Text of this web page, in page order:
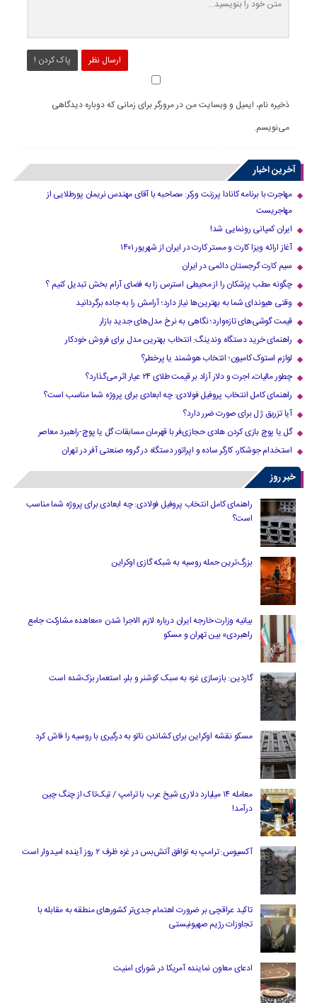
ارسال نظر پاک کردن !
ذخیره نام، ایمیل و وبسایت من در مرورگر برای زمانی که دوباره دیدگاهی
می‌نویسم.
آخرین اخبار
مهاجرت با برنامه کانادا پرزنت ورکر: مصاحبه با آقای مهندس نریمان پورطلایی از
مهاجریست
ایران کمپانی رونمایی شد!
آغاز ارائه ویزا کارت و مستر کارت در ایران از شهریور ۱۴۰۱
سیم کارت گرجستان دائمی در ایران
چگونه مطب پزشکان را از محیطی استرس زا به فضای آرام بخش تبدیل کنیم ؟
وقتی هیوندای شما به بهترین‌ها نیاز دارد؛ آرامش را به جاده برگردانید
قیمت گوشی‌های تازه‌وارد؛ نگاهی به نرخ مدل‌های جدید بازار
راهنمای خرید دستگاه وندینگ: انتخاب بهترین مدل برای فروش خودکار
لوازم استوک کامیون؛ انتخاب هوشمند یا پرخطر؟
چطور مالیات، اجرت و دلار آزاد بر قیمت طلای ۲۴ عیار اثر می‌گذارد؟
راهنمای کامل انتخاب پروفیل فولادی: چه ابعادی برای پروژه شما مناسب است؟
آیا تزریق ژل برای صورت ضرر دارد​؟
گل یا پوچ بازی کردن هادی حجازی‌فر با قهرمان مسابقات گل یا پوچ-راهبرد معاصر
استخدام جوشکار، کارگر ساده و اپراتور دستگاه در گروه صنعتی آفر در تهران
خبر روز
راهنمای کامل انتخاب پروفیل فولادی: چه ابعادی برای پروژه شما مناسب
است؟
بزرگ‌ترین حمله روسیه به شبکه گازی اوکراین
بیانیه وزارت خارجه ایران درباره لازم‌ الاجرا شدن «معاهده مشارکت جامع
راهبردی» بین تهران و مسکو
گاردین: بازسازی غزه به سبک کوشنر و بلر، استعمار بزک‌شده است
مسکو نقشه اوکراین برای کشاندن ناتو به درگیری با روسیه را فاش کرد
معامله ۱۴ میلیارد دلاری شیخ عرب با ترامپ / تیک‌تاک از چنگ چین
درآمد!
آکسیوس: ترامپ به توافق آتش‌بس در غزه ظرف ۲ روز آینده امیدوار است
تاکید عراقچی بر ضرورت اهتمام جدی‌تر کشورهای منطقه به مقابله با
تجاوزات رژیم صهیونیستی
ادعای معاون نماینده آمریکا در شورای امنیت